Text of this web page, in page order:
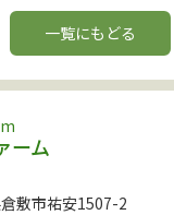
一覧にもどる
ーム
敷市祐安1507-2